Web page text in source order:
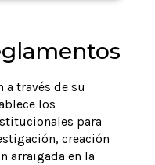
a través de su
los
para
creación
arraigada en la